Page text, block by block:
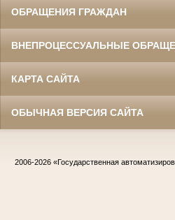
ОБРАЩЕНИЯ ГРАЖДАН
ВНЕПРОЦЕССУАЛЬНЫЕ
КАРТА САЙТА
ОБЫЧНАЯ ВЕРСИЯ САЙТА
2006-2026 «Государственная